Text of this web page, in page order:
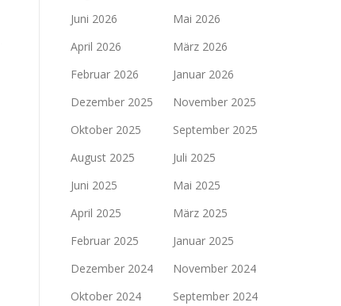
Juni 2026
Mai 2026
April 2026
März 2026
Februar 2026
Januar 2026
Dezember 2025
November 2025
Oktober 2025
September 2025
August 2025
Juli 2025
Juni 2025
Mai 2025
April 2025
März 2025
Februar 2025
Januar 2025
Dezember 2024
November 2024
Oktober 2024
September 2024